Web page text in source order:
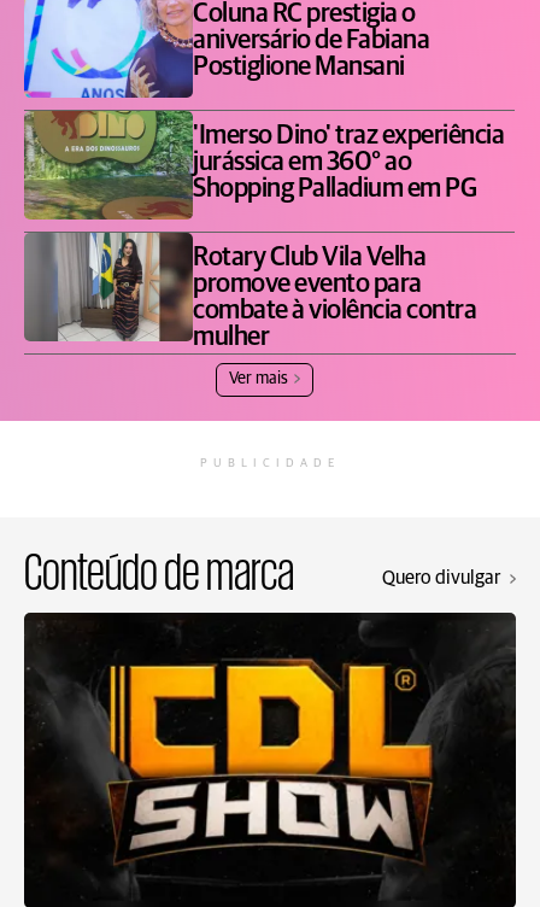
Coluna RC prestigia o
aniversário de Fabiana
Postiglione Mansani
'Imerso Dino' traz experiência
jurássica em 360° ao
Shopping Palladium em PG
Rotary Club Vila Velha
promove evento para
combate à violência contra
mulher
Ver mais
PUBLICIDADE
Conteúdo de marca Quero divulgar